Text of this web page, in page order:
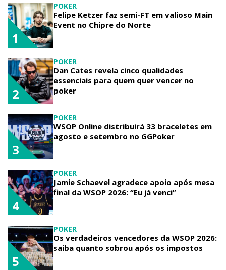
POKER
Felipe Ketzer faz semi-FT em valioso Main
Event no Chipre do Norte
1
POKER
Dan Cates revela cinco qualidades
essenciais para quem quer vencer no
poker
2
POKER
WSOP Online distribuirá 33 braceletes em
agosto e setembro no GGPoker
3
POKER
Jamie Schaevel agradece apoio após mesa
final da WSOP 2026: “Eu já venci”
4
POKER
Os verdadeiros vencedores da WSOP 2026:
saiba quanto sobrou após os impostos
5